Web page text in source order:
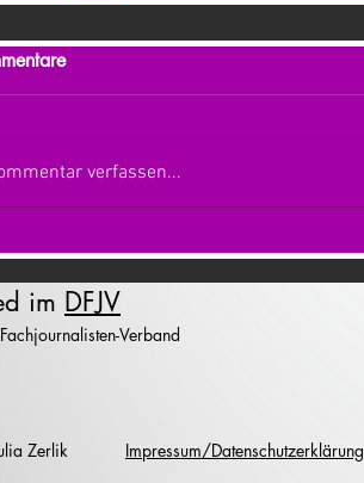
verfassen...
im DFJV
Verband
Zerlik Impressum/Datenschutzerklärung